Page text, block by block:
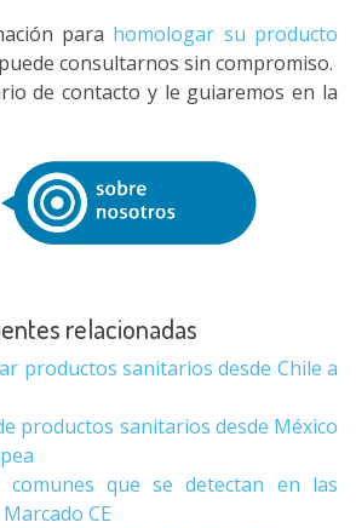
para homologar su producto
consultarnos sin compromiso.
de contacto y le guiaremos en la
relacionadas
productos sanitarios desde Chile a
productos sanitarios desde México
comunes que se detectan en las
CE